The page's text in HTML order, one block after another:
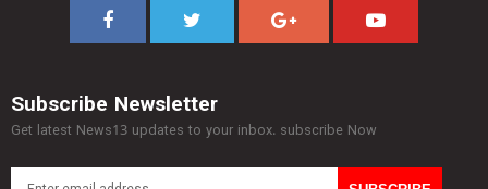
Subscribe Newsletter
Get latest News13 updates to your inbox. subscribe Now